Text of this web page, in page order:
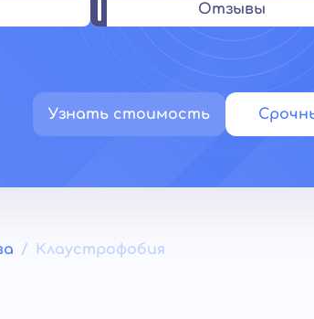
Отзывы
Узнать стоимость
Клаустрофобия